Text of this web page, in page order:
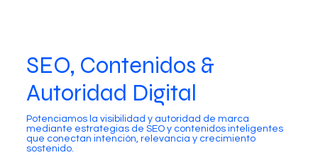
SEO, Contenidos &
Autoridad Digital
Potenciamos la visibilidad y autoridad de marca
mediante estrategias de SEO y contenidos inteligentes
que conectan intención, relevancia y crecimiento
sostenido.